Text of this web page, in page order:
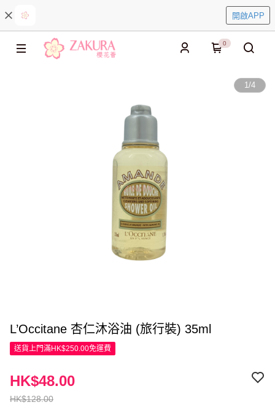
開啟APP
0
1/4
L’Occitane 杏仁沐浴油 (旅行裝) 35ml
送貨上門滿HK$250.00免運費
HK$128.00
HK$48.00